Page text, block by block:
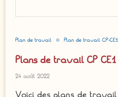
Plan de travail Plan de travail CP-CE1
Plans de travail CP
24 août 2022